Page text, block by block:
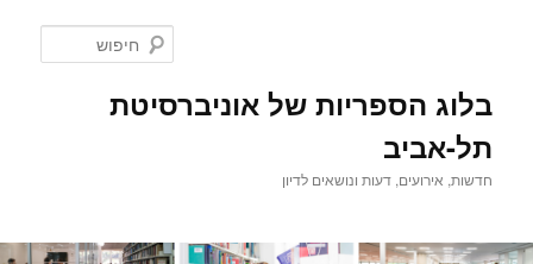
בלוג הספריות של אוניברסיטת
תל-אביב
חדשות, אירועים, דעות ונושאים לדיון